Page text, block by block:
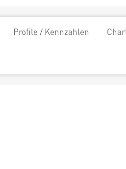
Profile / Kennzahlen